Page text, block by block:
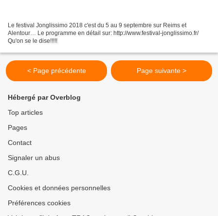
Le festival Jonglissimo 2018 c'est du 5 au 9 septembre sur Reims et
Alentour… Le programme en détail sur: http://www.festival-jonglissimo.fr/
Qu'on se le dise!!!!!
< Page précédente Page suivante >
Hébergé par Overblog
Top articles
Pages
Contact
Signaler un abus
C.G.U.
Cookies et données personnelles
Préférences cookies